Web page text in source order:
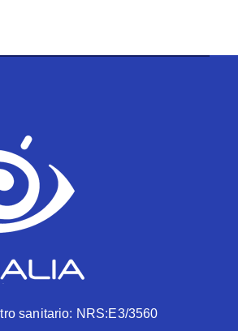
sanitario: NRS:E3/3560